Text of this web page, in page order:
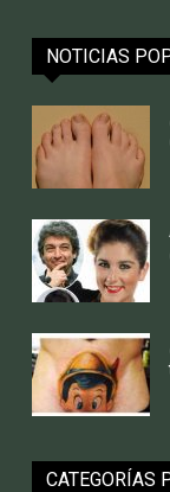
NOTICIAS
CATEGORÍAS